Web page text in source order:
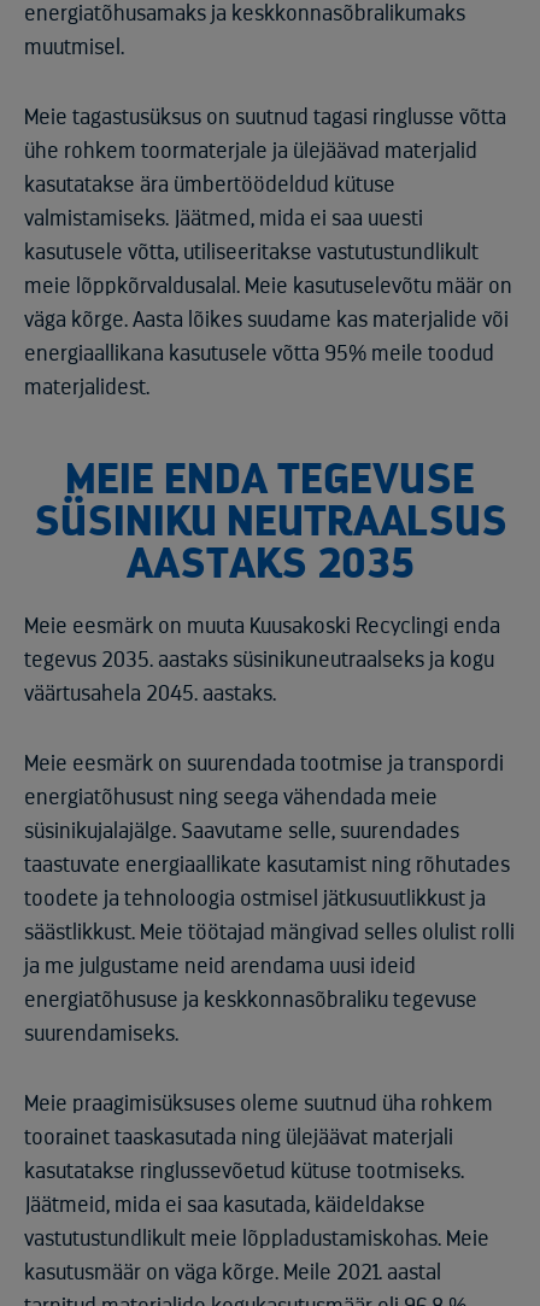
energiatõhusamaks ja keskkonnasõbralikumaks
muutmisel.
Meie tagastusüksus on suutnud tagasi ringlusse võtta
ühe rohkem toormaterjale ja ülejäävad materjalid
kasutatakse ära ümbertöödeldud kütuse
valmistamiseks. Jäätmed, mida ei saa uuesti
kasutusele võtta, utiliseeritakse vastutustundlikult
meie lõppkõrvaldusalal. Meie kasutuselevõtu määr on
väga kõrge. Aasta lõikes suudame kas materjalide või
energiaallikana kasutusele võtta 95% meile toodud
materjalidest.
MEIE ENDA TEGEVUSE
SÜSINIKU NEUTRAALSUS
AASTAKS 2035
Meie eesmärk on muuta Kuusakoski Recyclingi enda
tegevus 2035. aastaks süsinikuneutraalseks ja kogu
väärtusahela 2045. aastaks.
Meie eesmärk on suurendada tootmise ja transpordi
energiatõhusust ning seega vähendada meie
süsinikujalajälge. Saavutame selle, suurendades
taastuvate energiaallikate kasutamist ning rõhutades
toodete ja tehnoloogia ostmisel jätkusuutlikkust ja
säästlikkust. Meie töötajad mängivad selles olulist rolli
ja me julgustame neid arendama uusi ideid
energiatõhususe ja keskkonnasõbraliku tegevuse
suurendamiseks.
Meie praagimisüksuses oleme suutnud üha rohkem
toorainet taaskasutada ning ülejäävat materjali
kasutatakse ringlussevõetud kütuse tootmiseks.
Jäätmeid, mida ei saa kasutada, käideldakse
vastutustundlikult meie lõppladustamiskohas. Meie
kasutusmäär on väga kõrge. Meile 2021. aastal